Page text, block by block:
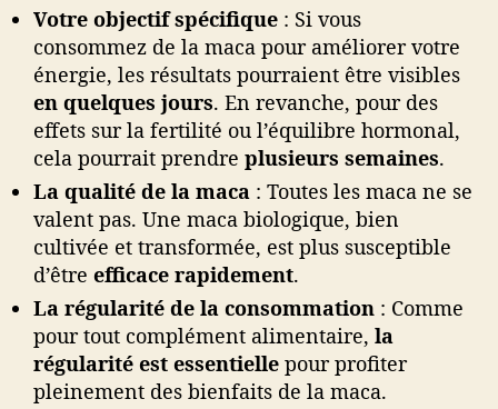
Votre objectif spécifique : Si vous
consommez de la maca pour améliorer votre
énergie, les résultats pourraient être visibles
en quelques jours. En revanche, pour des
effets sur la fertilité ou l’équilibre hormonal,
cela pourrait prendre plusieurs semaines.
La qualité de la maca : Toutes les maca ne se
valent pas. Une maca biologique, bien
cultivée et transformée, est plus susceptible
d’être efficace rapidement.
La régularité de la consommation : Comme
pour tout complément alimentaire, la
régularité est essentielle pour profiter
pleinement des bienfaits de la maca.